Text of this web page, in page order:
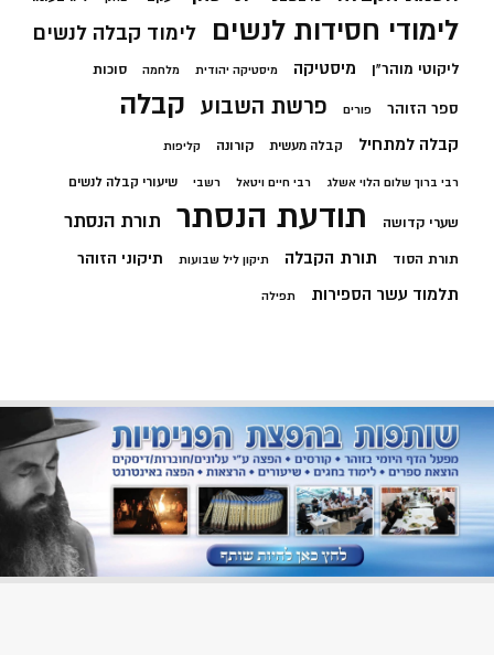
לימודי חסידות לנשים לימוד קבלה לנשים
ליקוטי מוהר"ן מיסטיקה מיסטיקה יהודית מלחמה סוכות
ספר הזוהר פורים פרשת השבוע קבלה
קבלה למתחיל קבלה מעשית קורונה קליפות
רבי ברוך שלום הלוי אשלג רבי חיים ויטאל רשבי שיעורי קבלה לנשים
שערי קדושה תודעת הנסתר תורת הנסתר
תורת הסוד תורת הקבלה תיקון ליל שבועות תיקוני הזוהר
תלמוד עשר הספירות תפילה